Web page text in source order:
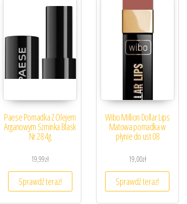
Paese Pomadka Z Olejem
Arganowym Szminka Blask
Nr 28 4g
19,99zł
Sprawdź teraz!
Wibo Million Dollar Lips
Matowa pomadka w
płynie do ust 08
19,00zł
Sprawdź teraz!